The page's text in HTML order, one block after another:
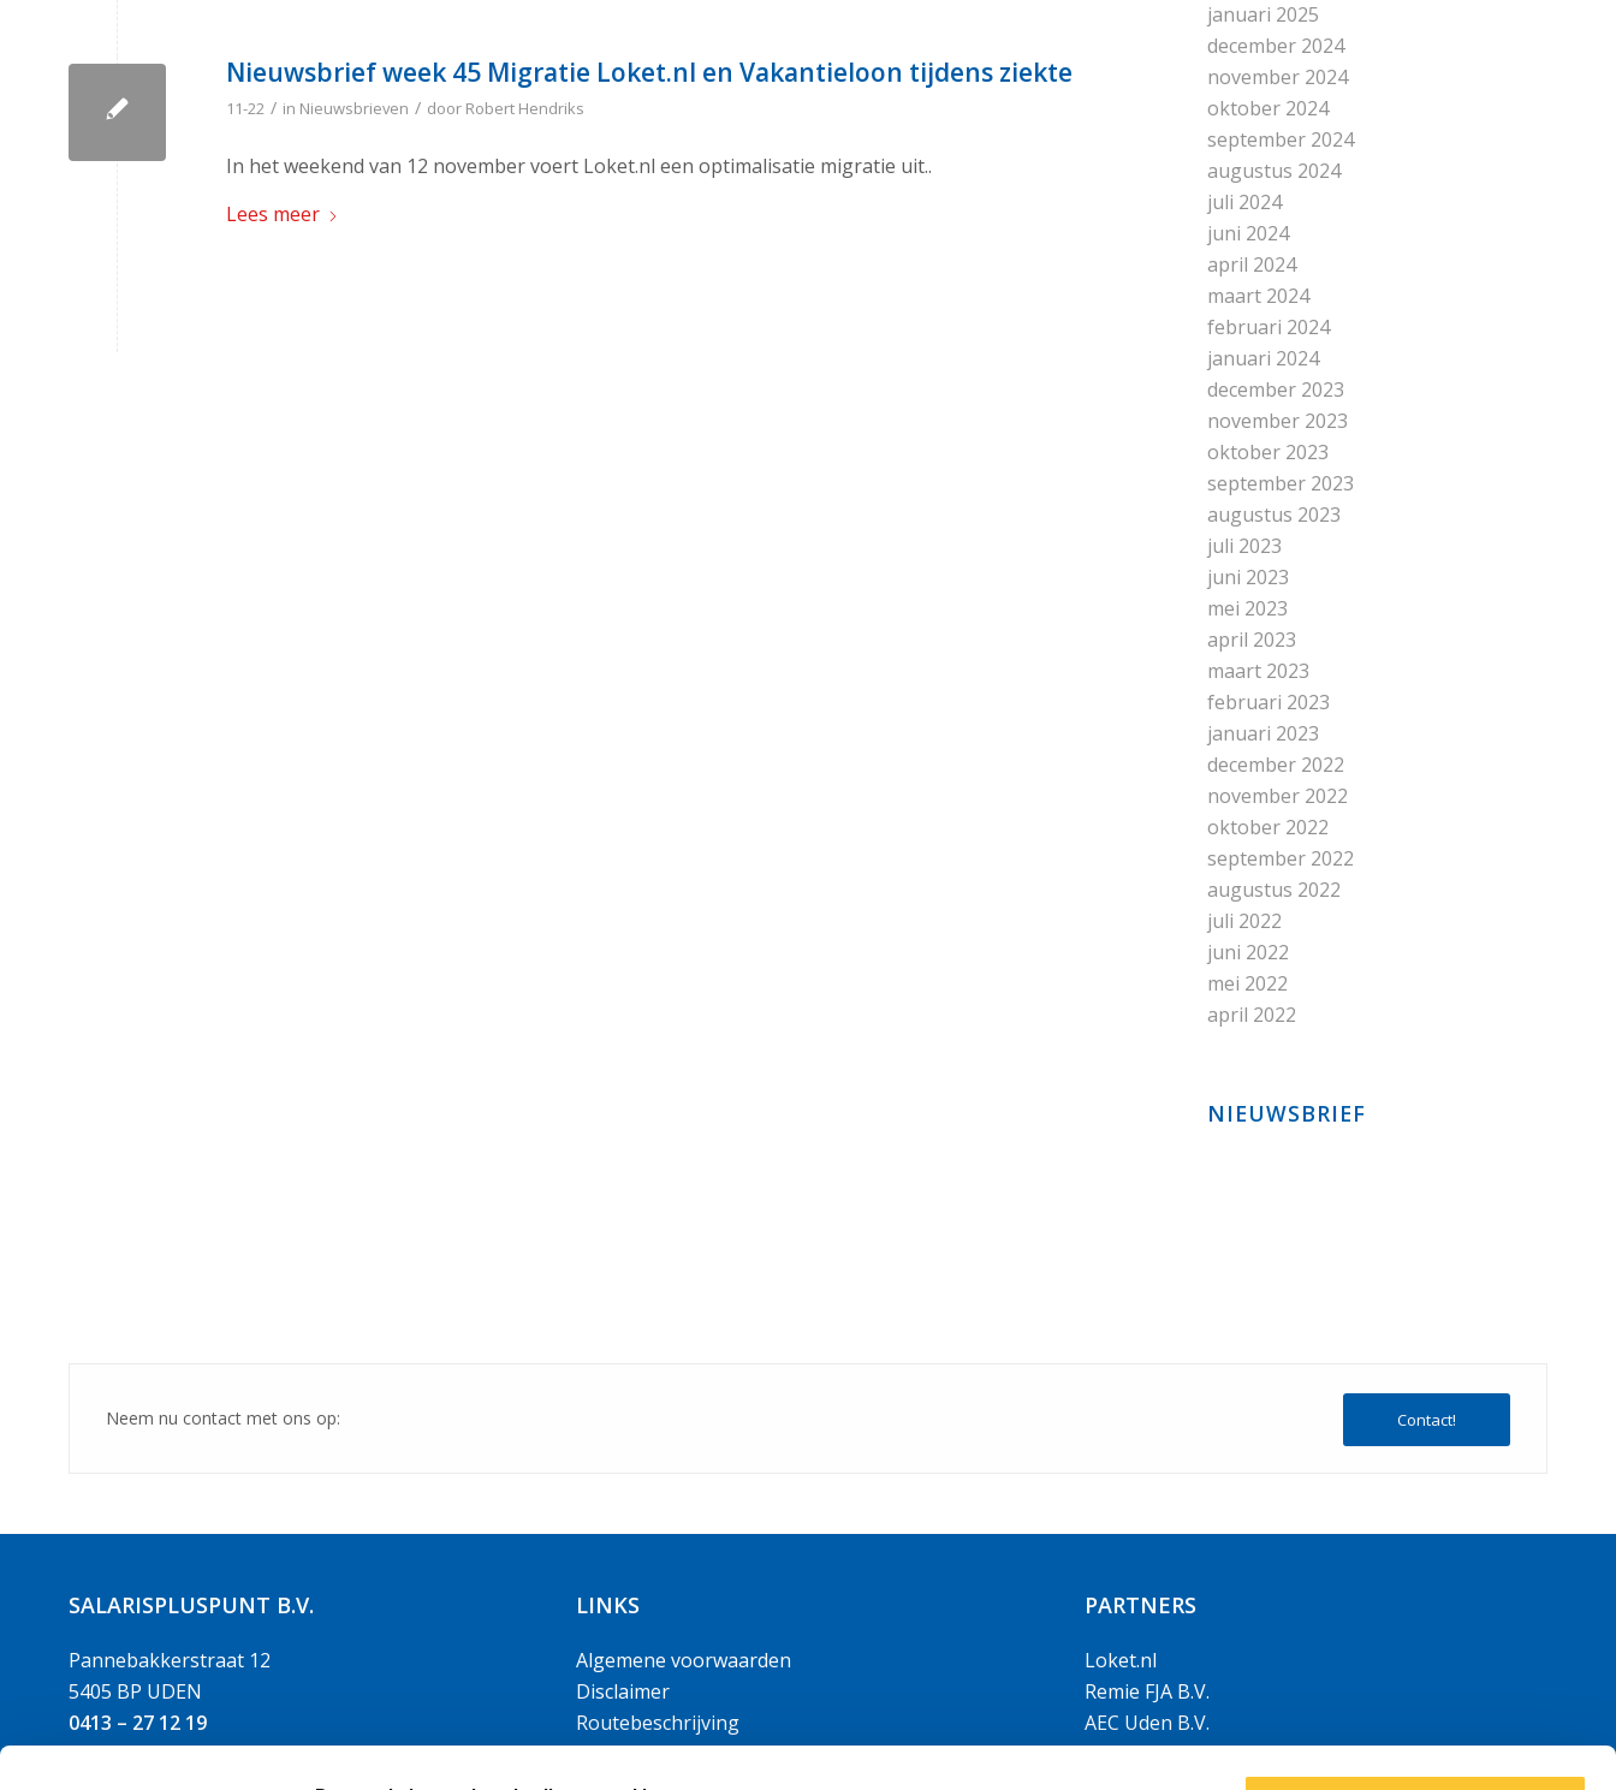
Nieuwsbrief week 45 Migratie Loket.nl en Vakantieloon tijdens ziekte
11-22 / in Nieuwsbrieven / door Robert Hendriks
In het weekend van 12 november voert Loket.nl een optimalisatie migratie uit..
Lees meer
januari 2025
december 2024
november 2024
oktober 2024
september 2024
augustus 2024
juli 2024
juni 2024
april 2024
maart 2024
februari 2024
januari 2024
december 2023
november 2023
oktober 2023
september 2023
augustus 2023
juli 2023
juni 2023
mei 2023
april 2023
maart 2023
februari 2023
januari 2023
december 2022
november 2022
oktober 2022
september 2022
augustus 2022
juli 2022
juni 2022
mei 2022
april 2022
NIEUWSBRIEF
Neem nu contact met ons op: Contact!
SALARISPLUSPUNT B.V.
Pannebakkerstraat 12
5405 BP UDEN
0413 – 27 12 19
info@salarispluspunt.nl
LINKS
Algemene voorwaarden
Disclaimer
Routebeschrijving
Openingstijden
PARTNERS
Loket.nl
Remie FJA B.V.
AEC Uden B.V.
AEC Limburg B.V.